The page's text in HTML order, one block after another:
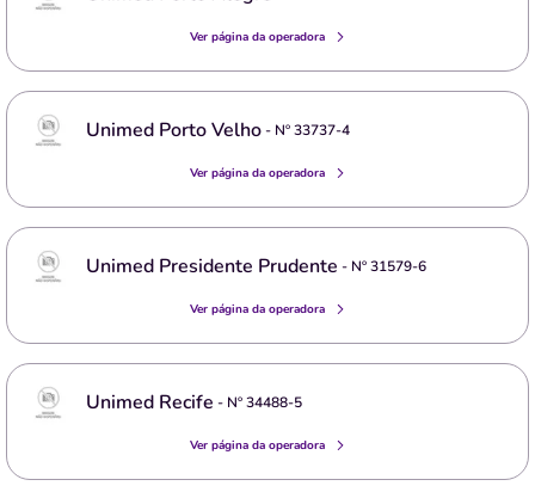
Ver página da operadora
Unimed Porto Velho- Nº33737-4
Ver página da operadora
Unimed Presidente Prudente - Nº31579-6
Ver página da operadora
Unimed Recife - Nº34488-5
Ver página da operadora